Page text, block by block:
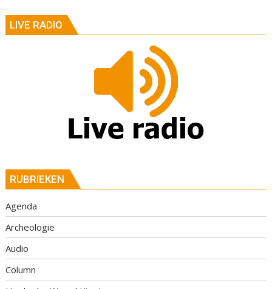
LIVE RADIO
RUBRIEKEN
Agenda
Archeologie
Audio
Column